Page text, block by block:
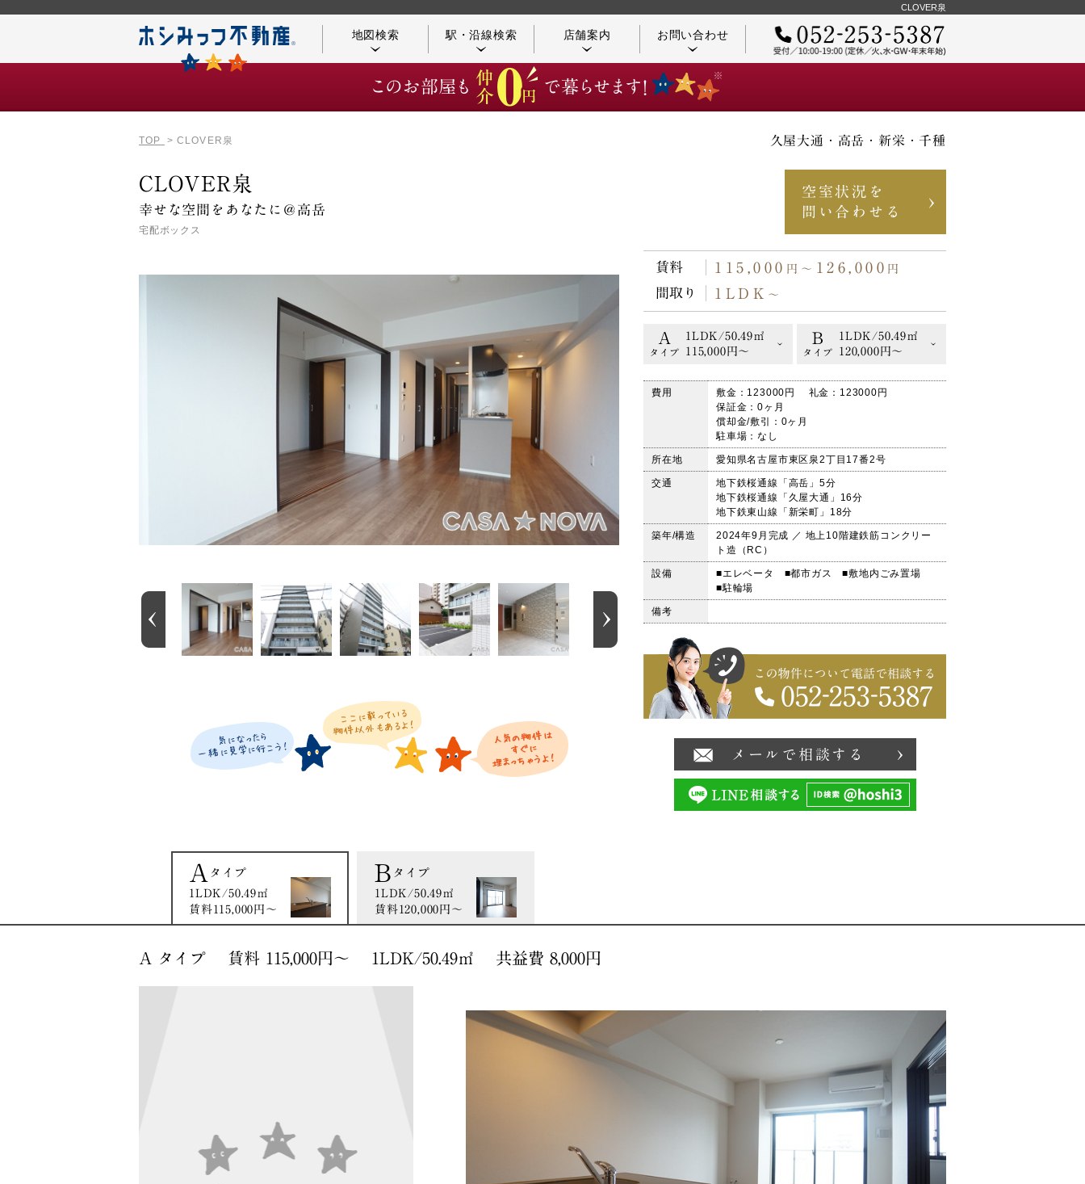
CLOVER泉
地図検索 駅・沿線検索 店舗案内
名古屋案内 お客様の声 コンシェルジュ紹介 物件オーナーさまへ
お問い合わせ
TOP CLOVER泉 久屋大通・高岳・新栄・千種
CLOVER泉
幸せな空間をあなたに＠高岳
宅配ボックス
空室状況を
問い合わせる
賃料 115,000 円〜 126,000 円
間取り 1LDK 〜
A
タイプ
1LDK/50.49㎡
115,000円〜
B
タイプ
1LDK/50.49㎡
120,000円〜
費用
敷金：123000円 礼金：123000円
保証金：0ヶ月
償却金/敷引：0ヶ月
駐車場：なし
所在地 愛知県名古屋市東区泉2丁目17番2号
交通
地下鉄桜通線「高岳」5分
地下鉄桜通線「久屋大通」16分
地下鉄東山線「新栄町」18分
築年/構造
2024年9月完成 ／ 地上10階建鉄筋コンクリー
ト造（RC）
設備 ■エレベータ ■都市ガス■敷地内ごみ置場
■駐輪場
備考
メールで相談する
A タイプ
1LDK/50.49㎡
賃料115,000円〜
B タイプ
1LDK/50.49㎡
賃料120,000円〜
A タイプ 賃料 115,000円〜 1LDK/50.49㎡ 共益費 8,000円